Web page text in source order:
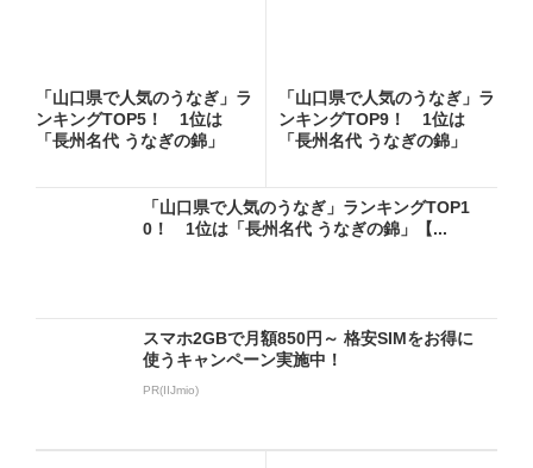
「山口県で人気のうなぎ」ラ
ンキングTOP5！ 1位は
「長州名代 うなぎの錦」
「山口県で人気のうなぎ」ラ
ンキングTOP9！ 1位は
「長州名代 うなぎの錦」
「山口県で人気のうなぎ」ランキングTOP1
0！ 1位は「長州名代 うなぎの錦」【...
スマホ2GBで月額850円～ 格安SIMをお得に
使うキャンペーン実施中！
PR(IIJmio)